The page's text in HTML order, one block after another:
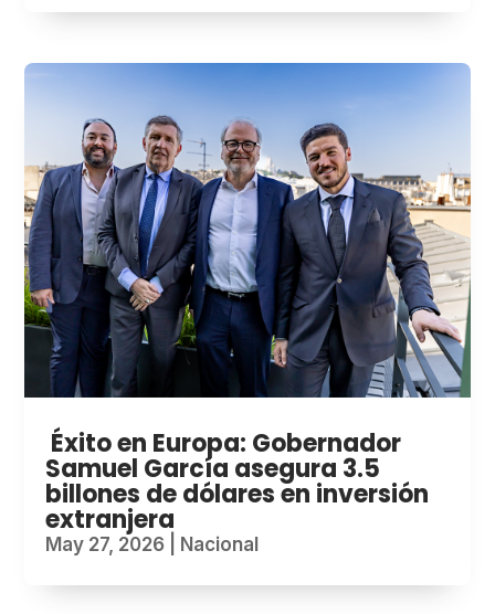
Éxito en Europa: Gobernador
Samuel García asegura 3.5
billones de dólares en inversión
extranjera
May 27, 2026 Nacional